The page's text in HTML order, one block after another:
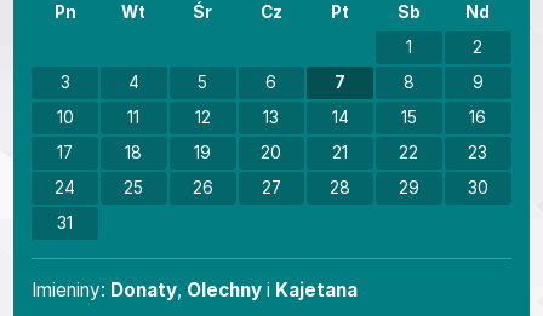
Pn Wt Śr Cz Pt Sb
Nd
1
2
3
4 5 6 7 8
9
10
11 12 13 14 15
16
17
18 19 20 21 22
23
24
25 26 27 28 29
30
31
Imieniny
Imieniny: Donaty, Olechny i Kajetana